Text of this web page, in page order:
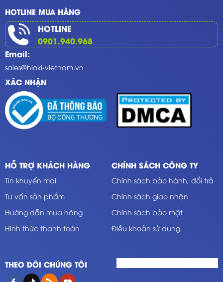
HOTLINE MUA HÀNG
HOTLINE
0901.940.968
Email:
sales@hioki-vietnam.vn
XÁC NHẬN
HỖ TRỢ KHÁCH HÀNG
Tin khuyến mại
Tư vấn sản phẩm
Hướng dẫn mua hàng
Hình thức thanh toán
CHÍNH SÁCH CÔNG TY
Chính sách bảo hành, đổi trả
Chính sách giao nhận
Chính sách bảo mật
Điều khoản sử dụng
THEO DÕI CHÚNG TÔI